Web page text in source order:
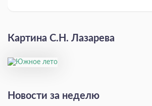
Картина С.Н. Лазарева
Новости за неделю